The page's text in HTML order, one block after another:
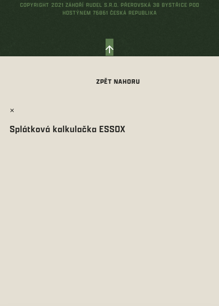
COPYRIGHT 2021 ZÁHOŘÍ RUDEL S.R.O. PŘEROVSKÁ 38 BYSTŘICE POD
HOSTÝNEM 76861 ČESKÁ REPUBLIKA
×
Splátková kalkulačka ESSOX